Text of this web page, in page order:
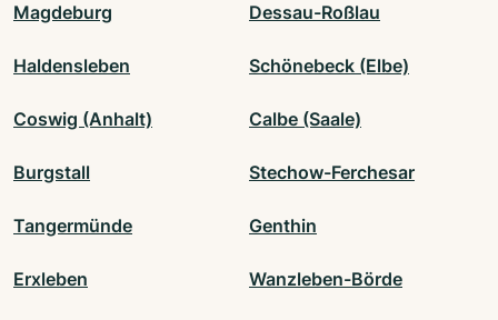
Magdeburg Dessau-Roßlau
Haldensleben Schönebeck (Elbe)
Coswig (Anhalt) Calbe (Saale)
Burgstall Stechow-Ferchesar
Tangermünde Genthin
Erxleben Wanzleben-Börde